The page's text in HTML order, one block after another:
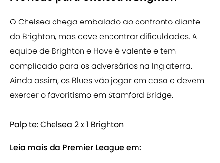
O Chelsea chega embalado ao confronto diante
do Brighton, mas deve encontrar dificuldades. A
equipe de Brighton e Hove é valente e tem
complicado para os adversários na Inglaterra.
Ainda assim, os Blues vão jogar em casa e devem
exercer o favoritismo em Stamford Bridge.
Palpite: Chelsea 2 x 1 Brighton
Leia mais da Premier League em: